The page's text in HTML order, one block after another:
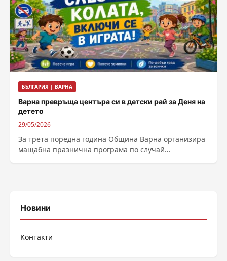
БЪЛГАРИЯ | ВАРНА
Варна превръща центъра си в детски рай за Деня на
детето
29/05/2026
За трета поредна година Община Варна организира
мащабна празнична програма по случай
Новини
Контакти